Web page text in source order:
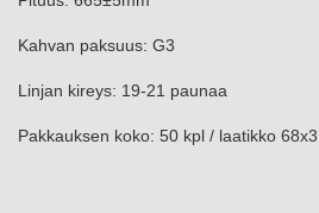
Kahvan paksuus: G3
Linjan kireys: 19-21 paunaa
Pakkauksen koko: 50 kpl / laatikko